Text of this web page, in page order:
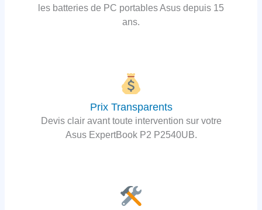
les batteries de PC portables Asus depuis 15
ans.
Prix Transparents
Devis clair avant toute intervention sur votre
Asus ExpertBook P2 P2540UB.